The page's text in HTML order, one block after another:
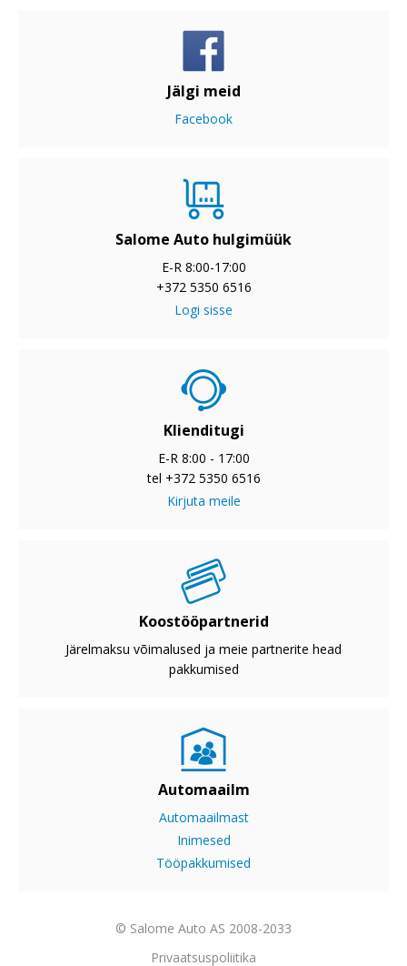
Jälgi meid
Facebook
Salome Auto hulgimüük
E-R 8:00-17:00
+372 5350 6516
Logi sisse
Klienditugi
E-R 8:00 - 17:00
tel +372 5350 6516
Kirjuta meile
Koostööpartnerid
Järelmaksu võimalused ja meie partnerite head
pakkumised
Automaailm
Automaailmast
Inimesed
Tööpakkumised
© Salome Auto AS 2008-2033
Privaatsuspoliitika